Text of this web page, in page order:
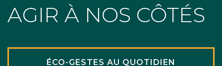
AGIR À NOS CÔTÉS
ÉCO-GESTES AU QUOTIDIEN